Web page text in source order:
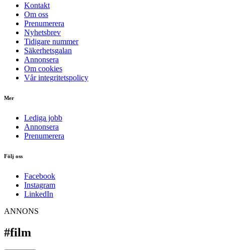
Kontakt
Om oss
Prenumerera
Nyhetsbrev
Tidigare nummer
Säkerhetsgalan
Annonsera
Om cookies
Vår integritetspolicy
Mer
Lediga jobb
Annonsera
Prenumerera
Följ oss
Facebook
Instagram
LinkedIn
ANNONS
#film